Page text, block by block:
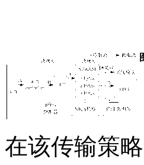
在该传输策